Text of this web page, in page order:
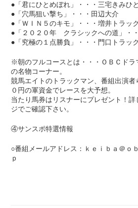
●「君にひとめぼれ」・・・三宅きみひと
●「穴馬狙い撃ち」・・・田辺大介
●「ＷＩＮ５のキモ」・・・増井トラッ
●「２０２０年 クラシックへの道」・
●「究極の１点勝負」・・・門口トラッ
※朝のフルコースとは・・・ＯＢＣドラ
の名物コーナー。
競馬エイトのトラックマン、番組出演者
０円の軍資金でレースを大予想。
当たり馬券はリスナーにプレゼント！
ジでご確認下さい。
④サンスポ特選情報
○番組メールアドレス：ｋｅｉｂａ＠ｏ
ｐ